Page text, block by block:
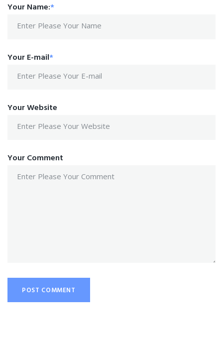
Your Name:*
Your E-mail*
Your Website
Your Comment